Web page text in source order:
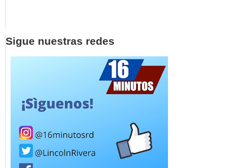
Sigue nuestras redes